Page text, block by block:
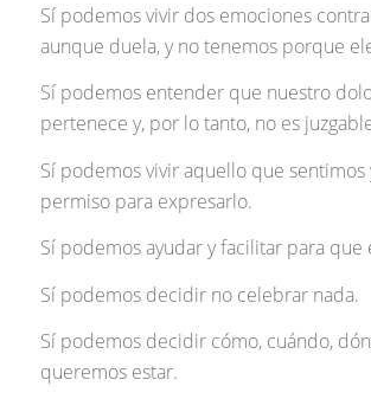
Sí podemos vivir dos emociones
aunque duela, y no tenemos porque
Sí podemos entender que nuestro
pertenece y, por lo tanto, no es
Sí podemos vivir aquello que sentimos
permiso para expresarlo.
Sí podemos ayudar y facilitar para que
Sí podemos decidir no celebrar nada.
Sí podemos decidir cómo, cuándo,
queremos estar.